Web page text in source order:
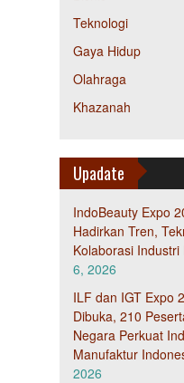
Teknologi
Gaya Hidup
Olahraga
Khazanah
Upadate
IndoBeauty Expo
Hadirkan Tren,
Kolaborasi Industri
6, 2026
ILF dan IGT Expo
Dibuka, 210
Negara Perkuat
Manufaktur
2026